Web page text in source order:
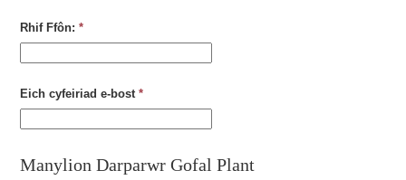
Rhif Ffôn: *
Eich cyfeiriad e-bost *
Manylion Darparwr Gofal Plant